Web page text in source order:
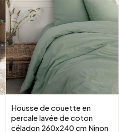
Housse de couette en
percale lavée de coton
céladon 260x240 cm Ninon